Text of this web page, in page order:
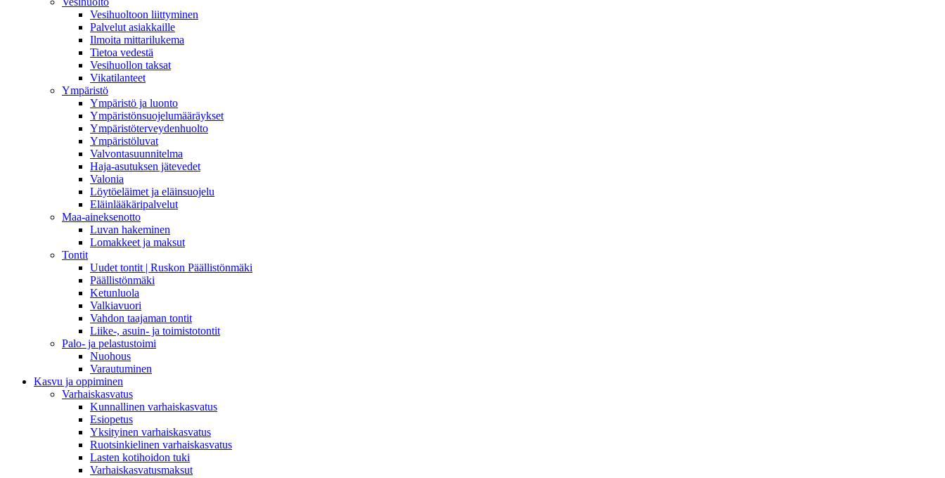
Vesihuoltoon liittyminen
Palvelut asiakkaille
Ilmoita mittarilukema
Tietoa vedestä
Vesihuollon taksat
Vikatilanteet
Ympäristö
Ympäristö ja luonto
Ympäristönsuojelumääräykset
Ympäristöterveydenhuolto
Ympäristöluvat
Valvontasuunnitelma
Haja-asutuksen jätevedet
Valonia
Löytöeläimet ja eläinsuojelu
Eläinlääkäripalvelut
Maa-aineksenotto
Luvan hakeminen
Lomakkeet ja maksut
Tontit
Uudet tontit | Ruskon Päällistönmäki
Päällistönmäki
Ketunluola
Valkiavuori
Vahdon taajaman tontit
Liike-, asuin- ja toimistotontit
Palo- ja pelastustoimi
Nuohous
Varautuminen
Kasvu ja oppiminen
Varhaiskasvatus
Kunnallinen varhaiskasvatus
Esiopetus
Yksityinen varhaiskasvatus
Ruotsinkielinen varhaiskasvatus
Lasten kotihoidon tuki
Varhaiskasvatusmaksut